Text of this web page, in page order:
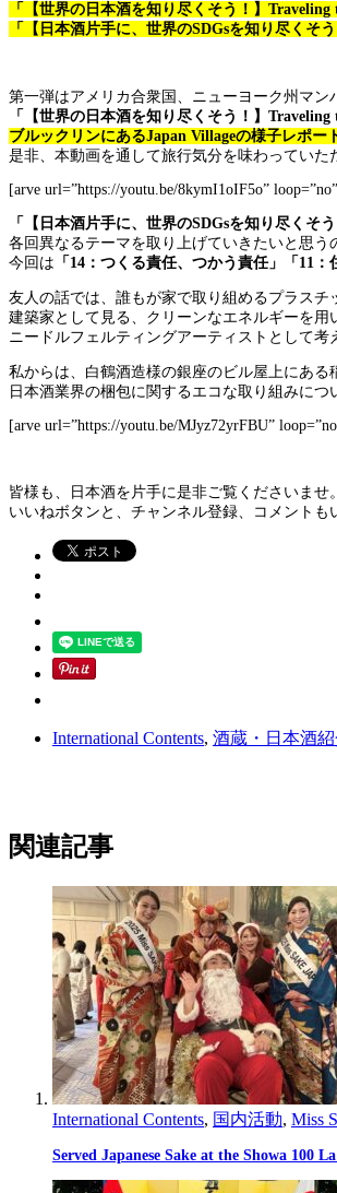
「【世界の日本酒を知り尽くそう！】Traveling
「【日本酒片手に、世界のSDGsを知り尽くそ
第一弾はアメリカ合衆国、ニューヨーク州マン
「【世界の日本酒を知り尽くそう！】Traveling
ブルックリンにあるJapan Villageの様子レポー
是非、本動画を通して旅行気分を味わっていた
[arve url=”https://youtu.be/8kymI1oIF5o”
「【日本酒片手に、世界のSDGsを知り尽くそ
各回異なるテーマを取り上げていきたいと思う
今回は 「14：つくる責任、つかう責任」「11
友人の話では、誰もが家で取り組めるプラスチ
建築家として見る、クリーンなエネルギーを用
ニードルフェルティングアーティストとして考
私からは、白鶴酒造様の銀座のビル屋上にある
日本酒業界の梱包に関するエコな取り組みにつ
[arve url=”https://youtu.be/MJyz72yrFBU”
皆様も、日本酒を片手に是非ご覧くださいませ。
いいねボタンと、チャンネル登録、コメントも
International Contents, 酒蔵・日本酒紹
関連記事
International Contents, 国内活動, Miss
Served Japanese Sake at the Showa 100